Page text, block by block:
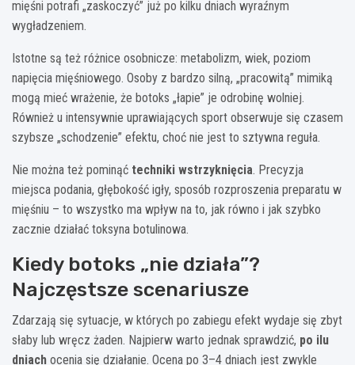
mięśni potrafi „zaskoczyć” już po kilku dniach wyraźnym
wygładzeniem.
Istotne są też różnice osobnicze: metabolizm, wiek, poziom
napięcia mięśniowego. Osoby z bardzo silną, „pracowitą” mimiką
mogą mieć wrażenie, że botoks „łapie” je odrobinę wolniej.
Również u intensywnie uprawiających sport obserwuje się czasem
szybsze „schodzenie” efektu, choć nie jest to sztywna reguła.
Nie można też pominąć techniki wstrzyknięcia. Precyzja
miejsca podania, głębokość igły, sposób rozproszenia preparatu w
mięśniu – to wszystko ma wpływ na to, jak równo i jak szybko
zacznie działać toksyna botulinowa.
Kiedy botoks „nie działa”?
Najczęstsze scenariusze
Zdarzają się sytuacje, w których po zabiegu efekt wydaje się zbyt
słaby lub wręcz żaden. Najpierw warto jednak sprawdzić, po ilu
dniach ocenia się działanie. Ocena po 3–4 dniach jest zwykle